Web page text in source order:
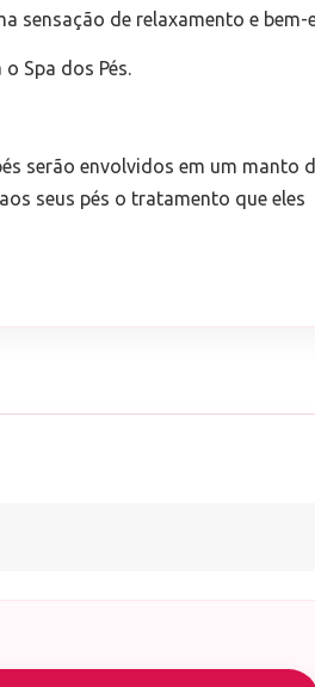
sensação de relaxamento e bem-
Spa dos Pés.
serão envolvidos em um manto
seus pés o tratamento que eles